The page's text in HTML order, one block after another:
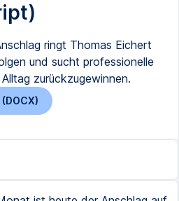
ringt Thomas Eichert
und sucht professionelle
zurückzugewinnen.